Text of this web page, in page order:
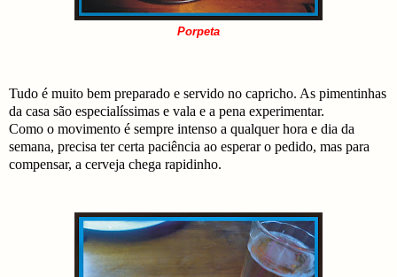
Porpeta
Tudo é muito bem preparado e servido no capricho. As pimentinhas
da casa são especialíssimas e vala e a pena experimentar.
Como o movimento é sempre intenso a qualquer hora e dia da
semana, precisa ter certa paciência ao esperar o pedido, mas para
compensar, a cerveja chega rapidinho.